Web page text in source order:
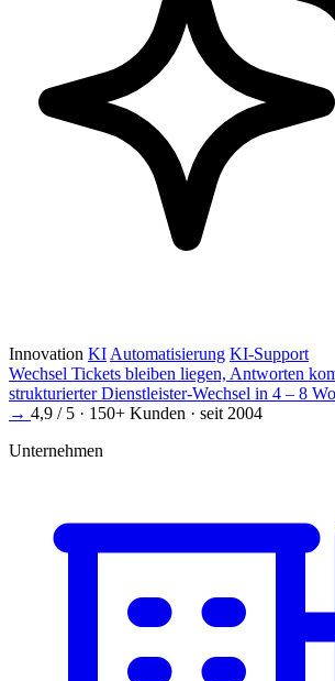
Innovation KI Automatisierung KI-Support
Wechsel Tickets bleiben liegen, Antworten
strukturierter Dienstleister-Wechsel in 4 – 8
→ 4,9 / 5 · 150+ Kunden · seit 2004
Unternehmen